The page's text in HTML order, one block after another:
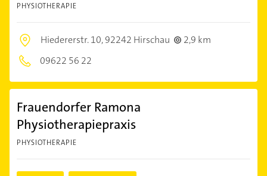
PHYSIOTHERAPIE
Hiedererstr. 10,92242 Hirschau
2,9 km
09622 56 22
Frauendorfer Ramona
Physiotherapiepraxis
PHYSIOTHERAPIE